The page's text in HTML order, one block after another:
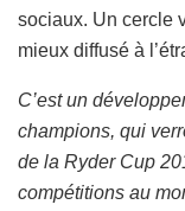
sociaux. Un cercle
mieux diffusé à
C’est un
champions, qui
de la Ryder Cup
compétitions au